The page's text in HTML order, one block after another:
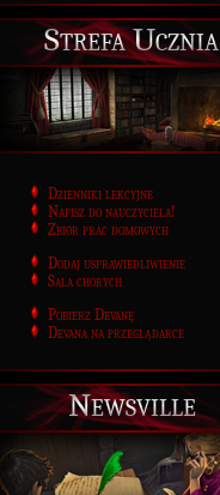
Strefa Ucznia
Dzienniki lekcyjne
Napisz do nauczyciela!
Zbiór prac domowych
Dodaj usprawiedliwienie
Sala chorych
Pobierz Devanę
Devana na przeglądarce
Newsville